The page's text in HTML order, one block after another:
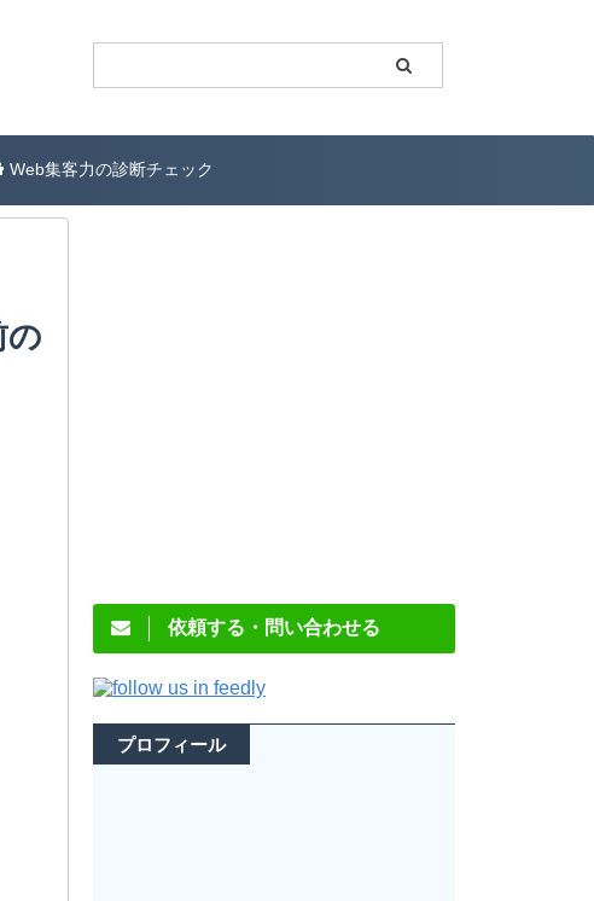
Web集客力の診断チェック
の
依頼する・問い合わせる
プロフィール